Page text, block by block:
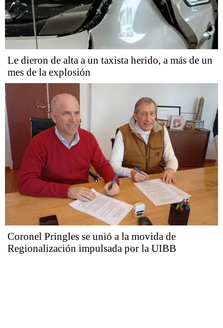
Le dieron de alta a un taxista herido, a más de un
mes de la explosión
Coronel Pringles se unió a la movida de
Regionalización impulsada por la UIBB